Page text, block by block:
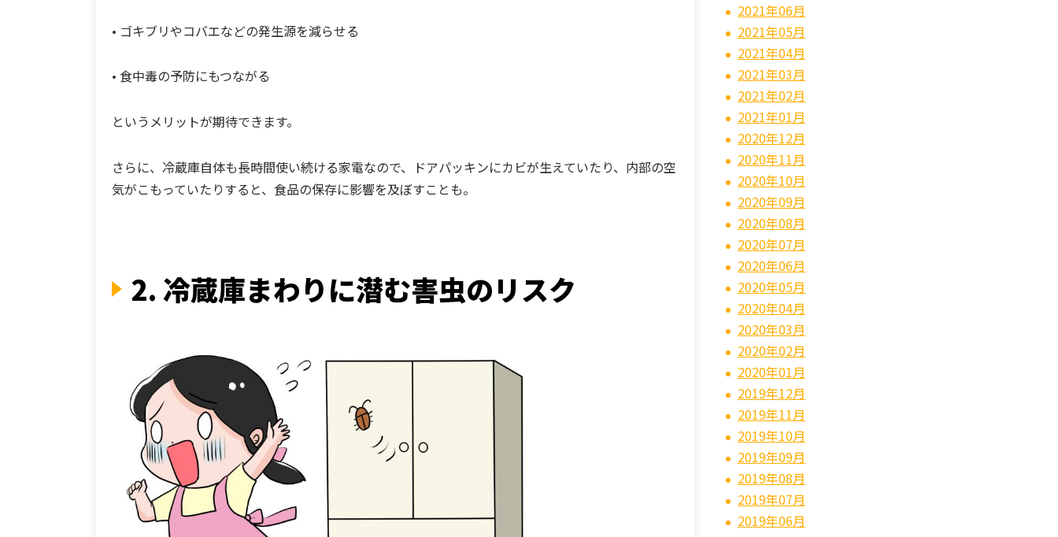
• ゴキブリやコバエなどの発生源を減らせる
• 食中毒の予防にもつながる
というメリットが期待できます。
さらに、冷蔵庫自体も長時間使い続ける家電なので、ドアパッキンにカビが生えていたり、内部の空
気がこもっていたりすると、食品の保存に影響を及ぼすことも。
2. 冷蔵庫まわりに潜む害虫のリスク
2021年06月
2021年05月
2021年04月
2021年03月
2021年02月
2021年01月
2020年12月
2020年11月
2020年10月
2020年09月
2020年08月
2020年07月
2020年06月
2020年05月
2020年04月
2020年03月
2020年02月
2020年01月
2019年12月
2019年11月
2019年10月
2019年09月
2019年08月
2019年07月
2019年06月